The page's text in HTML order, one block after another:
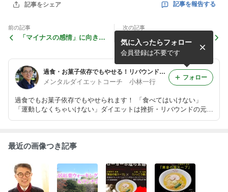
記事をシェア 記事を報告する
前の記事
「マイナスの感情」に向き合
次の記事
ダイエット成功を阻むメンタ
ルブロックの外しかた（２）
過食・お菓子依存でもやせる！リバウンドしない本物のダイエット
メンタルダイエットコーチ 小林一行
過食でもお菓子依存でもやせられます！ 「食べてはいけない」
「運動しなくちゃいけない」ダイエットは挫折・リバウンドの元で
気に入ったらフォロー
会員登録は不要です
フォロー
最近の画像つき記事